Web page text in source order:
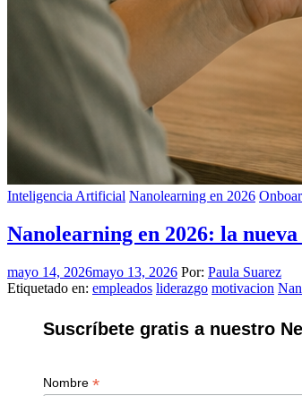
Inteligencia Artificial Nanolearning en 2026
Nanolearning en 2026: la
mayo 14, 2026mayo 13, 2026 Por: Paula Suarez
Etiquetado en: empleados liderazgo motivacion
Suscríbete gratis a nuestro
Nombre *